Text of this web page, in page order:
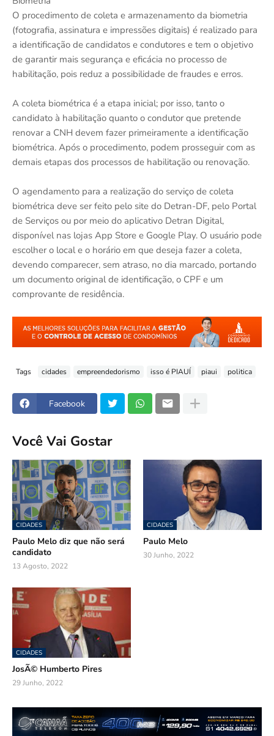
O procedimento de coleta e armazenamento da biometria
(fotografia, assinatura e impressões digitais) é realizado para
a identificação de candidatos e condutores e tem o objetivo
de garantir mais segurança e eficácia no processo de
habilitação, pois reduz a possibilidade de fraudes e erros.
A coleta biométrica é a etapa inicial; por isso, tanto o
candidato à habilitação quanto o condutor que pretende
renovar a CNH devem fazer primeiramente a identificação
biométrica. Após o procedimento, podem prosseguir com as
demais etapas dos processos de habilitação ou renovação.
O agendamento para a realização do serviço de coleta
biométrica deve ser feito pelo site do Detran-DF, pelo Portal
de Serviços ou por meio do aplicativo Detran Digital,
disponível nas lojas App Store e Google Play. O usuário pode
escolher o local e o horário em que deseja fazer a coleta,
devendo comparecer, sem atraso, no dia marcado, portando
um documento original de identificação, o CPF e um
comprovante de residência.
Tags cidades empreendedorismo isso é PIAUÍ piaui politica
Facebook
Você Vai Gostar
CIDADES
Paulo Melo diz que não será
candidato
13 Agosto, 2022
CIDADES
Paulo Melo
30 Junho, 2022
CIDADES
JosÃ© Humberto Pires
29 Junho, 2022